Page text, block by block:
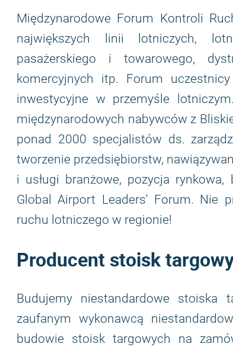
Międzynarodowe Forum Kontroli
największych linii lotniczych,
pasażerskiego i towarowego,
komercyjnych itp. Forum
inwestycyjne w przemyśle
międzynarodowych nabywców z
ponad 2000 specjalistów ds.
tworzenie przedsiębiorstw,
i usługi branżowe, pozycja rynkowa,
Global Airport Leaders' Forum. Nie
ruchu lotniczego w regionie!
Producent stoisk
Budujemy niestandardowe stoiska
zaufanym wykonawcą
budowie stoisk targowych na